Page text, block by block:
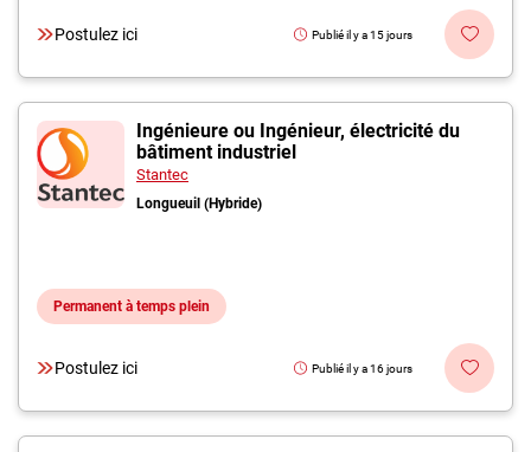
Postulez ici Publié il y a 15 jours
Ingénieure ou Ingénieur, électricité du
bâtiment industriel
Stantec
Longueuil (Hybride)
Permanent à temps plein
Postulez ici Publié il y a 16 jours